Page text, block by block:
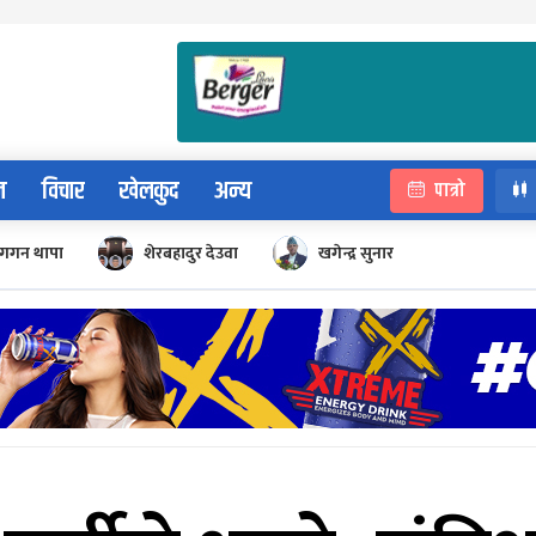
विचार खेलकुद अन्य पात्रो
गगन थापा शेरबहादुर देउवा खगेन्द्र सुनार